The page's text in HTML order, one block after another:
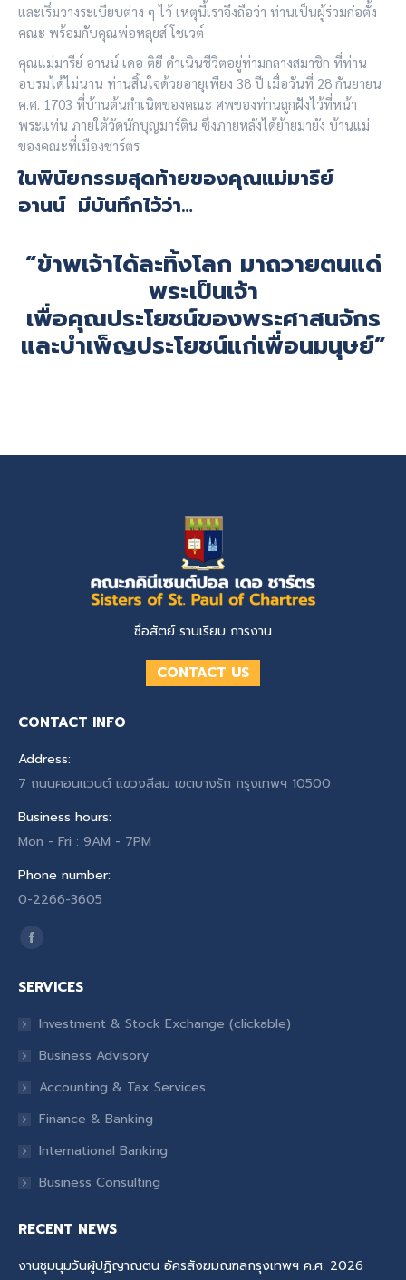
และเริ่มวางระเบียบต่าง ๆ ไว้ เหตุนี้เราจึงถือว่า ท่านเป็นผู้ร่วมก่อตั้ง
คณะ พร้อมกับคุณพ่อหลุยส์ โชเวต์
คุณแม่มารีย์ อานน์ เดอ ติยี ดำเนินชีวิตอยู่ท่ามกลางสมาชิก ที่ท่าน
อบรมได้ไม่นาน ท่านสิ้นใจด้วยอายุเพียง 38 ปี เมื่อวันที่ 28 กันยายน
ค.ศ. 1703 ที่บ้านต้นกำเนิดของคณะ ศพของท่านถูกฝังไว้ที่หน้า
พระแท่น ภายใต้วัดนักบุญมาร์ติน ซึ่งภายหลังได้ย้ายมายัง บ้านแม่
ของคณะที่เมืองชาร์ตร
ในพินัยกรรมสุดท้ายของคุณแม่มารีย์
อานน์ มีบันทึกไว้ว่า…
“ข้าพเจ้าได้ละทิ้งโลก มาถวายตนแด่
พระเป็นเจ้า
เพื่อคุณประโยชน์ของพระศาสนจักร
และบำเพ็ญประโยชน์แก่เพื่อนมนุษย์”
ซื่อสัตย์ ราบเรียบ การงาน
CONTACT US
CONTACT INFO
Address:
7 ถนนคอนแวนต์ แขวงสีลม เขตบางรัก กรุงเทพฯ 10500
Business hours:
Mon - Fri : 9AM - 7PM
Phone number:
0-2266-3605
Find us on:
Facebook
opens
in
window
SERVICES
Investment & Stock Exchange (clickable)
Business Advisory
Accounting & Tax Services
Finance & Banking
International Banking
Business Consulting
RECENT NEWS
งานชุมนุมวันผู้ปฏิญาณตน อัครสังฆมณฑลกรุงเทพฯ ค.ศ. 2026